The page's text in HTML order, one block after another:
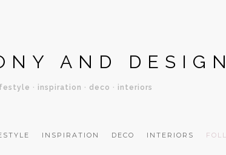
AND DESIGN
· inspiration · deco · interiors
INSPIRATION DECO INTERIORS